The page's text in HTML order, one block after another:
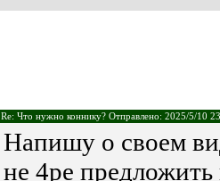
Re: Что нужно коннику? Отправлено: 2025/5/10
Напишу о своем
не 4ре